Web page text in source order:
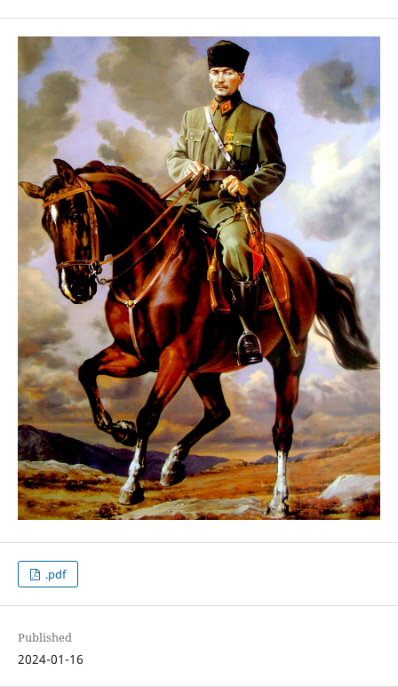
.pdf
Published
2024-01-16